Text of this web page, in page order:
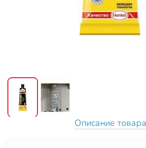
Описание товара